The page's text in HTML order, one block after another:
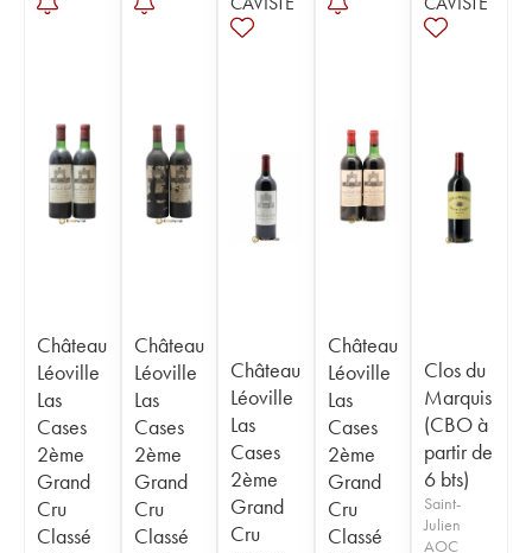
Château
Léoville
Las
Cases
2ème
Grand
Cru
Classé
Château
Léoville
Las
Cases
2ème
Grand
Cru
Classé
Château
Léoville
Las
Cases
2ème
Grand
Cru
Château
Léoville
Las
Cases
2ème
Grand
Cru
Classé
Clos du
Marquis
(CBO à
partir de
6 bts)
Saint-
Julien
AOC